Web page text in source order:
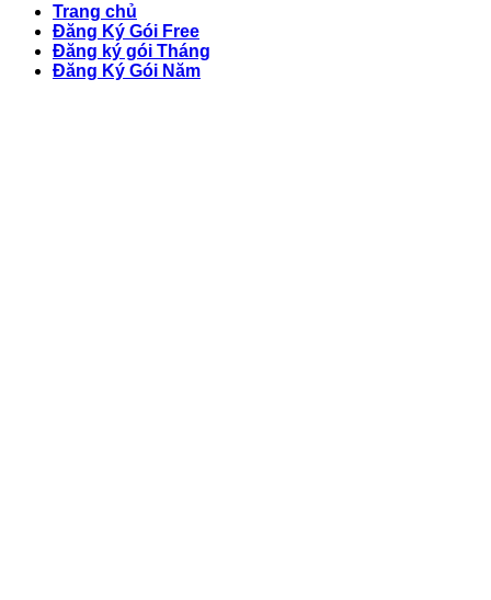
Trang chủ
Đăng Ký Gói Free
Đăng ký gói Tháng
Đăng Ký Gói Năm